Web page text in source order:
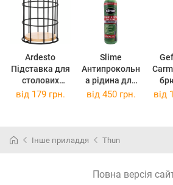
Ardesto
Підставка для
столових
приборів
AR0905B
Slime
Антипрокольн
а рідина для
камер 237 мл
від 179 грн. від 450 грн. від
Інше приладдя Thun
Повна версія